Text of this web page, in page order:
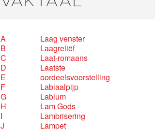
A
B
C
D
E
F
G
H
I
J
Laag venster
Laagreliëf
Laat-romaans
Laatste
oordeelsvoorstelling
Labiaalpijp
Labium
Lam Gods
Lambrisering
Lampet